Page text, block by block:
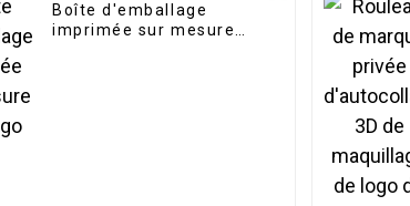
Boîte d'emballage
imprimée sur mesure